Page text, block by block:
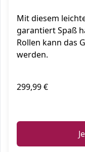
Mit diesem
garantiert Spaß
Rollen kann das
werden.
299,99 €